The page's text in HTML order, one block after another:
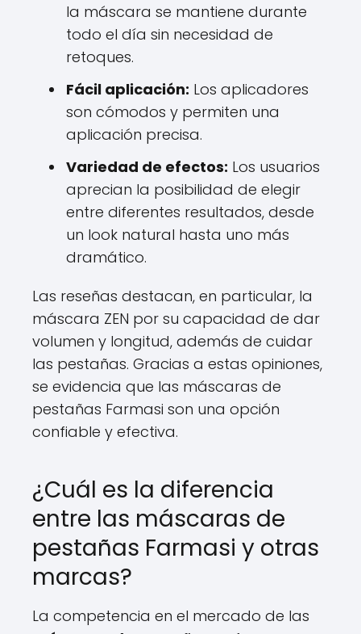
la máscara se mantiene durante
todo el día sin necesidad de
retoques.
Fácil aplicación: Los aplicadores
son cómodos y permiten una
aplicación precisa.
Variedad de efectos: Los usuarios
aprecian la posibilidad de elegir
entre diferentes resultados, desde
un look natural hasta uno más
dramático.
Las reseñas destacan, en particular, la
máscara ZEN por su capacidad de dar
volumen y longitud, además de cuidar
las pestañas. Gracias a estas opiniones,
se evidencia que las máscaras de
pestañas Farmasi son una opción
confiable y efectiva.
¿Cuál es la diferencia
entre las máscaras de
pestañas Farmasi y otras
marcas?
La competencia en el mercado de las